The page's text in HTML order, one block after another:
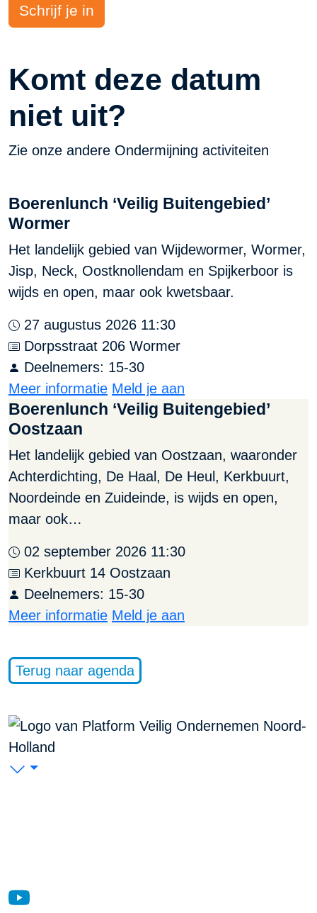
Komt deze datum
niet uit?
Zie onze andere Ondermijning activiteiten
Boerenlunch ‘Veilig Buitengebied’
Wormer
Het landelijk gebied van Wijdewormer, Wormer,
Jisp, Neck, Oostknollendam en Spijkerboor is
wijds en open, maar ook kwetsbaar.
27 augustus 2026 11:30
Dorpsstraat 206 Wormer
Deelnemers: 15-30
Meer informatie Meld je aan
Boerenlunch ‘Veilig Buitengebied’
Oostzaan
Het landelijk gebied van Oostzaan, waaronder
Achterdichting, De Haal, De Heul, Kerkbuurt,
Noordeinde en Zuideinde, is wijds en open,
maar ook…
02 september 2026 11:30
Kerkbuurt 14 Oostzaan
Deelnemers: 15-30
Meer informatie Meld je aan
Terug naar agenda